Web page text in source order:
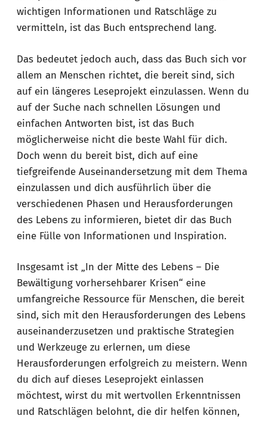
wichtigen Informationen und Ratschläge zu
vermitteln, ist das Buch entsprechend lang.
Das bedeutet jedoch auch, dass das Buch sich vor
allem an Menschen richtet, die bereit sind, sich
auf ein längeres Leseprojekt einzulassen. Wenn du
auf der Suche nach schnellen Lösungen und
einfachen Antworten bist, ist das Buch
möglicherweise nicht die beste Wahl für dich.
Doch wenn du bereit bist, dich auf eine
tiefgreifende Auseinandersetzung mit dem Thema
einzulassen und dich ausführlich über die
verschiedenen Phasen und Herausforderungen
des Lebens zu informieren, bietet dir das Buch
eine Fülle von Informationen und Inspiration.
Insgesamt ist „In der Mitte des Lebens – Die
Bewältigung vorhersehbarer Krisen“ eine
umfangreiche Ressource für Menschen, die bereit
sind, sich mit den Herausforderungen des Lebens
auseinanderzusetzen und praktische Strategien
und Werkzeuge zu erlernen, um diese
Herausforderungen erfolgreich zu meistern. Wenn
du dich auf dieses Leseprojekt einlassen
möchtest, wirst du mit wertvollen Erkenntnissen
und Ratschlägen belohnt, die dir helfen können,